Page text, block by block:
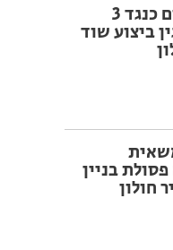
כתב אישום כנגד 3
ביצוע שוד
בניין
חולון